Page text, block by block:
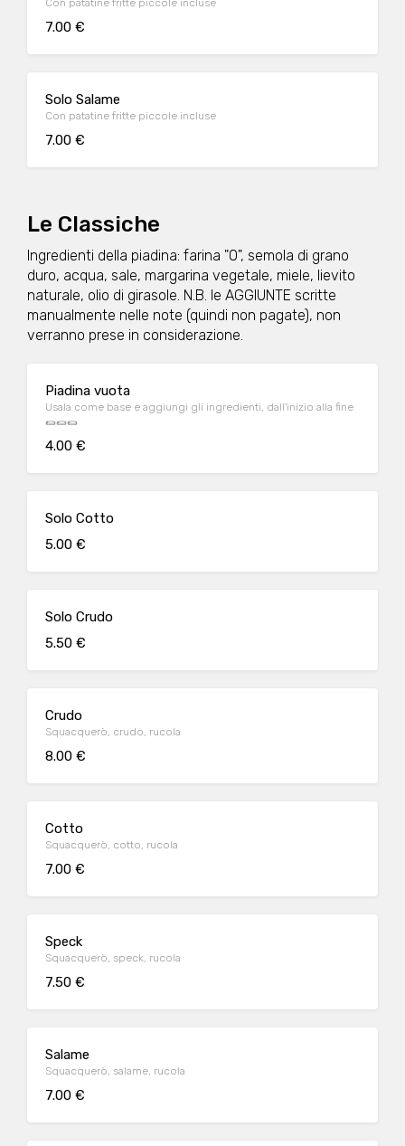
Con patatine fritte piccole incluse
7.00 €
Solo Salame
Con patatine fritte piccole incluse
7.00 €
Le Classiche
Ingredienti della piadina: farina "0", semola di grano
duro, acqua, sale, margarina vegetale, miele, lievito
naturale, olio di girasole. N.B. le AGGIUNTE scritte
manualmente nelle note (quindi non pagate), non
verranno prese in considerazione.
Piadina vuota
Usala come base e aggiungi gli ingredienti, dall'inizio alla fine
🌯🌯🌯
4.00 €
Solo Cotto
5.00 €
Solo Crudo
5.50 €
Crudo
Squacquerò, crudo, rucola
8.00 €
Cotto
Squacquerò, cotto, rucola
7.00 €
Speck
Squacquerò, speck, rucola
7.50 €
Salame
Squacquerò, salame, rucola
7.00 €